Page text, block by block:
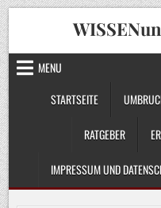
Skip
to
content
MENU
STARTSEITE
RATGEBER
IMPRESSUM UND